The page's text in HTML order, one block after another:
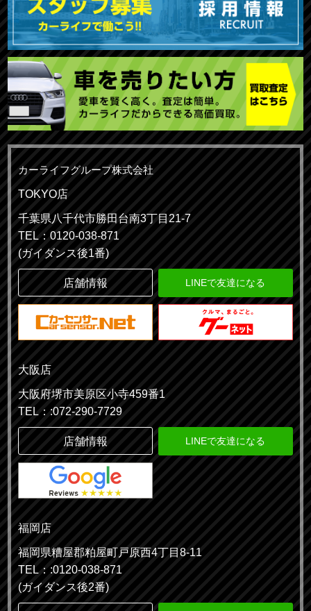
カーライフグループ株式会社
TOKYO店
千葉県八千代市勝田台南3丁目21-7
TEL：0120-038-871
(ガイダンス後1番)
店舗情報 LINEで友達になる
大阪店
大阪府堺市美原区小寺459番1
TEL：:072-290-7729
店舗情報 LINEで友達になる
福岡店
福岡県糟屋郡粕屋町戸原西4丁目8-11
TEL：:0120-038-871
(ガイダンス後2番)